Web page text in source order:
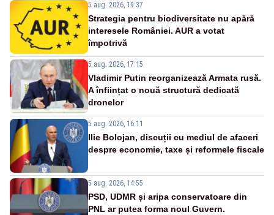
5 aug. 2026, 19:37
Strategia pentru biodiversitate nu apără
interesele României. AUR a votat
împotrivă
5 aug. 2026, 17:15
Vladimir Putin reorganizează Armata rusă.
A înființat o nouă structură dedicată
dronelor
5 aug. 2026, 16:11
Ilie Bolojan, discuții cu mediul de afaceri
despre economie, taxe și reformele fiscale
5 aug. 2026, 14:55
PSD, UDMR și aripa conservatoare din
PNL ar putea forma noul Guvern.